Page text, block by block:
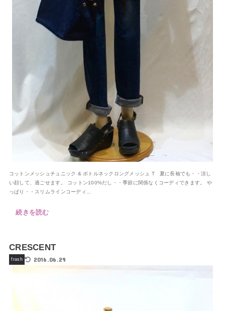
コットンメッシュチュニック & ボトルネックロングメッシュ T 夏に長袖でも・・涼し
い顔して、過ごせます。 コットン100%だし・・季節に関係なくコーディできます。 や
っぱり・・スリムラインコーディ...
続きを読む
CRESCENT
frash 2016.06.29